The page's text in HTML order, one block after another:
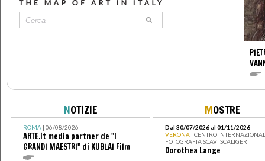
NOTIZIE
ROMA| 06/08/2026
ARTE.it media partner de "I
GRANDI MAESTRI" di KUBLAI Film
MOSTRE
Dal 30/07/2026 al 01/11/2026
VERONA | CENTRO
FOTOGRAFIA SCAVI SCALIGERI
Dorothea Lange